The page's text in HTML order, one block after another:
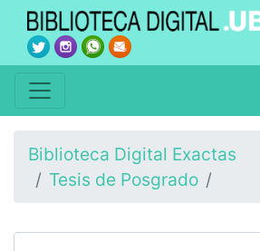
Biblioteca Digital Exactas
Tesis de Posgrado